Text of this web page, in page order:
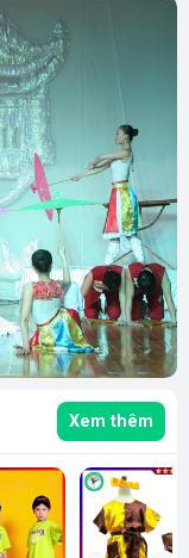
Xem thêm